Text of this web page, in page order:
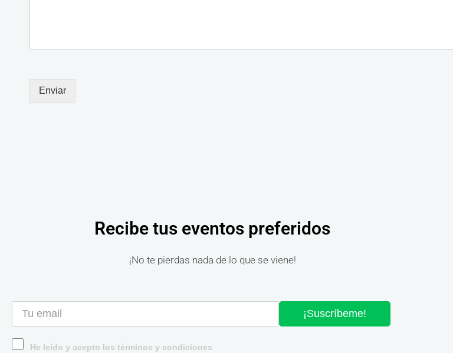
Enviar
Recibe tus eventos preferidos
¡No te pierdas nada de lo que se viene!
¡Suscríbeme!
He leído y acepto los términos y condiciones